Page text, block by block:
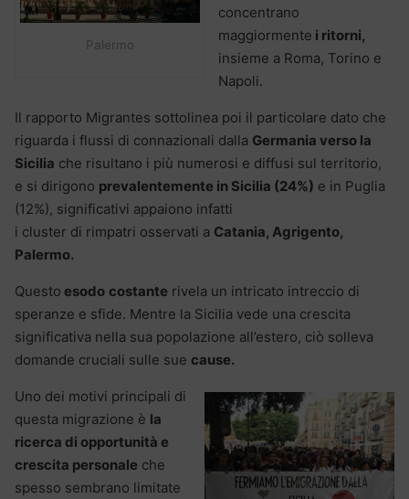
Palermo
concentrano
maggiormente i ritorni,
insieme a Roma, Torino e
Napoli.
Il rapporto Migrantes sottolinea poi il particolare dato che
riguarda i flussi di connazionali dalla Germania verso la
Sicilia che risultano i più numerosi e diffusi sul territorio,
e si dirigono prevalentemente in Sicilia (24%) e in Puglia
(12%), significativi appaiono infatti
i cluster di rimpatri osservati a Catania, Agrigento,
Palermo.
Questo esodo costante rivela un intricato intreccio di
speranze e sfide. Mentre la Sicilia vede una crescita
significativa nella sua popolazione all’estero, ciò solleva
domande cruciali sulle sue cause.
Uno dei motivi principali di
questa migrazione è la
ricerca di opportunità e
crescita personale che
spesso sembrano limitate